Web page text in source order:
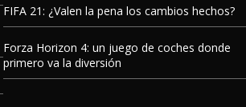
FIFA 21: ¿Valen la pena los cambios hechos?
Forza Horizon 4: un juego de coches donde
primero va la diversión